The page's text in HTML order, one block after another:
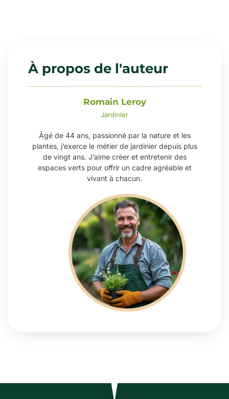
À propos de l'auteur
Romain Leroy
Jardinier
Âgé de 44 ans, passionné par la nature et les
plantes, j’exerce le métier de jardinier depuis plus
de vingt ans. J’aime créer et entretenir des
espaces verts pour offrir un cadre agréable et
vivant à chacun.